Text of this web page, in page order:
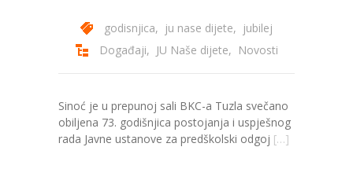
---- Plan javnih nabavki
---- Osnovni elementi ugovora
---- Nabavka usluga iz anexa II dio B
godisnjica, ju nase dijete, jubilej
Događaji, JU Naše dijete, Novosti
Sinoć je u prepunoj sali BKC-a Tuzla svečano
obiljena 73. godišnjica postojanja i uspješnog
rada Javne ustanove za predškolski odgoj […]